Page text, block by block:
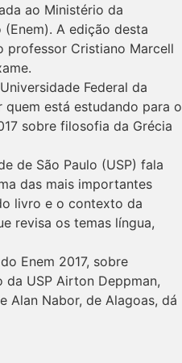
ao Ministério da
A edição desta
professor Cristiano Marcell
Federal da
quem está estudando para o
sobre filosofia da Grécia
de São Paulo (USP) fala
das mais importantes
livro e o contexto da
revisa os temas língua,
Enem 2017, sobre
USP Airton Deppman,
Alan Nabor, de Alagoas, dá